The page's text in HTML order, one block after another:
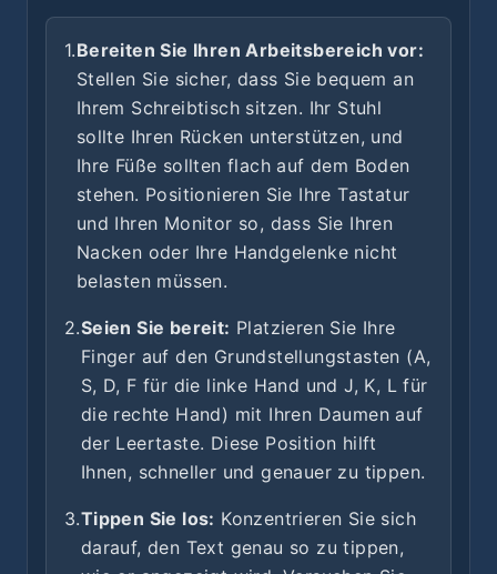
1.Bereiten Sie Ihren Arbeitsbereich vor:
Stellen Sie sicher, dass Sie bequem an
Ihrem Schreibtisch sitzen. Ihr Stuhl
sollte Ihren Rücken unterstützen, und
Ihre Füße sollten flach auf dem Boden
stehen. Positionieren Sie Ihre Tastatur
und Ihren Monitor so, dass Sie Ihren
Nacken oder Ihre Handgelenke nicht
belasten müssen.
2.Seien Sie bereit: Platzieren Sie Ihre
Finger auf den Grundstellungstasten (A,
S, D, F für die linke Hand und J, K, L für
die rechte Hand) mit Ihren Daumen auf
der Leertaste. Diese Position hilft
Ihnen, schneller und genauer zu tippen.
3.Tippen Sie los: Konzentrieren Sie sich
darauf, den Text genau so zu tippen,